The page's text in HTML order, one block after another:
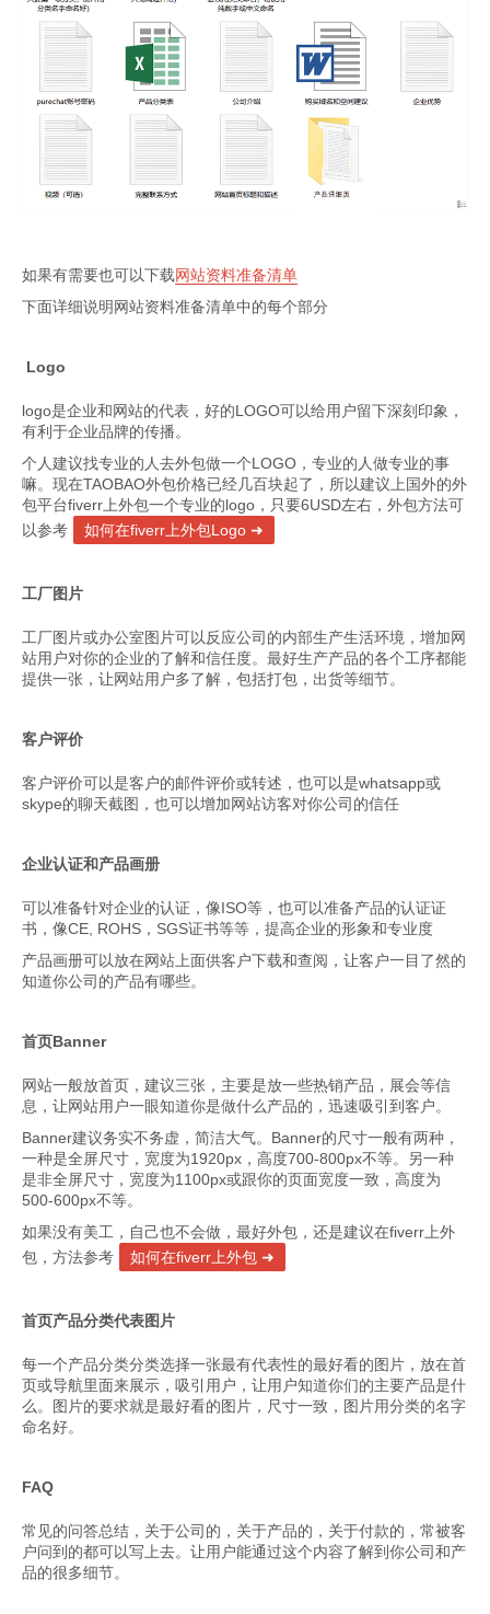
如果有需要也可以下载网站资料准备清单
下面详细说明网站资料准备清单中的每个部分
Logo
logo是企业和网站的代表，好的LOGO可以给用户留下深刻印象，
有利于企业品牌的传播。
个人建议找专业的人去外包做一个LOGO，专业的人做专业的事
嘛。现在TAOBAO外包价格已经几百块起了，所以建议上国外的外
包平台fiverr上外包一个专业的logo，只要6USD左右，外包方法可
以参考
如何在fiverr上外包Logo
工厂图片
工厂图片或办公室图片可以反应公司的内部生产生活环境，增加网
站用户对你的企业的了解和信任度。最好生产产品的各个工序都能
提供一张，让网站用户多了解，包括打包，出货等细节。
客户评价
客户评价可以是客户的邮件评价或转述，也可以是whatsapp或
skype的聊天截图，也可以增加网站访客对你公司的信任
企业认证和产品画册
可以准备针对企业的认证，像ISO等，也可以准备产品的认证证
书，像CE, ROHS，SGS证书等等，提高企业的形象和专业度
产品画册可以放在网站上面供客户下载和查阅，让客户一目了然的
知道你公司的产品有哪些。
首页Banner
网站一般放首页，建议三张，主要是放一些热销产品，展会等信
息，让网站用户一眼知道你是做什么产品的，迅速吸引到客户。
Banner建议务实不务虚，简洁大气。Banner的尺寸一般有两种，
一种是全屏尺寸，宽度为1920px，高度700-800px不等。另一种
是非全屏尺寸，宽度为1100px或跟你的页面宽度一致，高度为
500-600px不等。
如果没有美工，自己也不会做，最好外包，还是建议在fiverr上外
包，方法参考
如何在fiverr上外包
首页产品分类代表图片
每一个产品分类分类选择一张最有代表性的最好看的图片，放在首
页或导航里面来展示，吸引用户，让用户知道你们的主要产品是什
么。图片的要求就是最好看的图片，尺寸一致，图片用分类的名字
命名好。
FAQ
常见的问答总结，关于公司的，关于产品的，关于付款的，常被客
户问到的都可以写上去。让用户能通过这个内容了解到你公司和产
品的很多细节。